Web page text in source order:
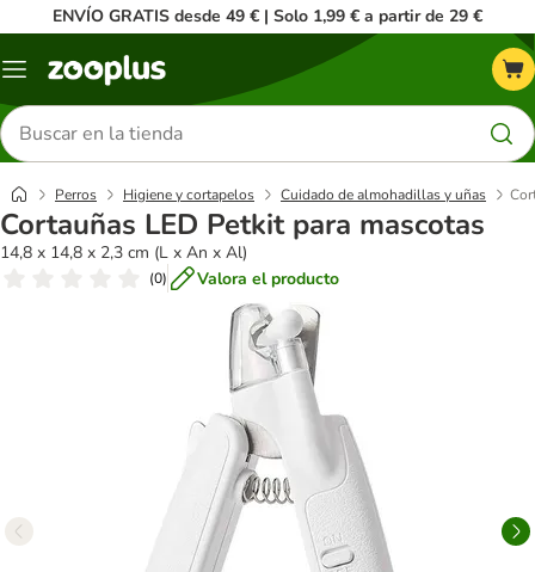
ENVÍO GRATIS desde 49 € | Solo 1,99 € a partir de 29 €
Menú
Buscar
productos
Perros Higiene y cortapelos Cuidado de almohadillas y uñas
Cortauñas LED Petkit para mascotas
14,8 x 14,8 x 2,3 cm (L x An x Al)
(0) Valora el producto